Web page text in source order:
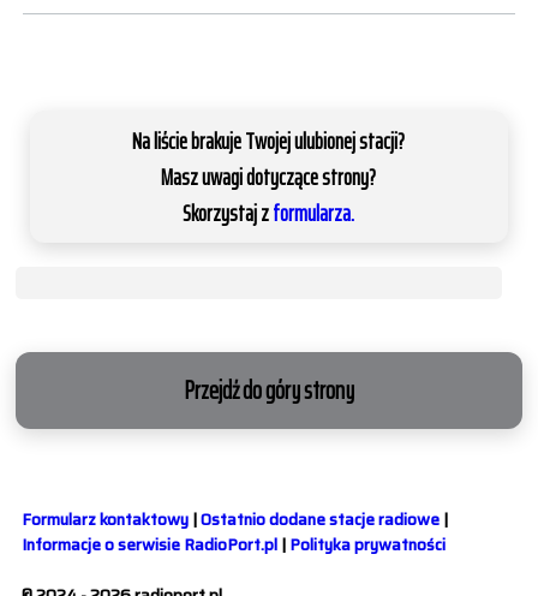
Na liście brakuje Twojej ulubionej stacji?
Masz uwagi dotyczące strony?
Skorzystaj zformularza.
Przejdź do góry strony
Formularz kontaktowy|Ostatnio dodane stacje radiowe|
Informacje o serwisie RadioPort.pl|Polityka prywatności